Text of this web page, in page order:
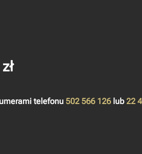
telefonu 502 566 126 lub 22